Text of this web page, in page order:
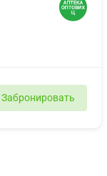
Забронировать